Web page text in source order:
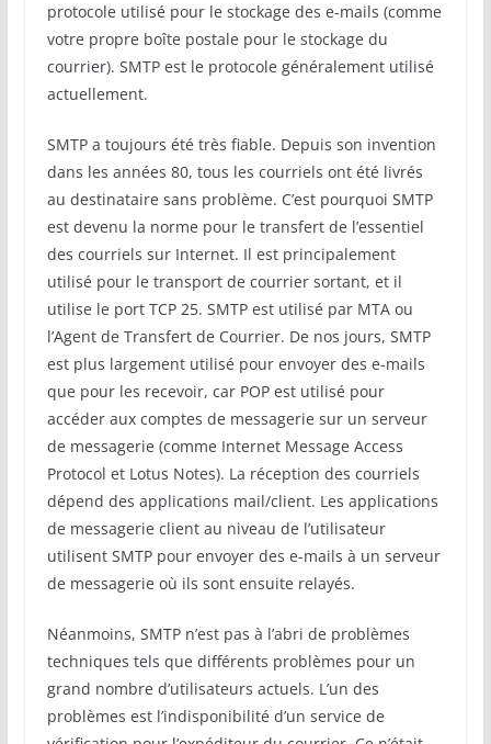
protocole utilisé pour le stockage des e-mails (comme
votre propre boîte postale pour le stockage du
courrier). SMTP est le protocole généralement utilisé
actuellement.
SMTP a toujours été très fiable. Depuis son invention
dans les années 80, tous les courriels ont été livrés
au destinataire sans problème. C’est pourquoi SMTP
est devenu la norme pour le transfert de l’essentiel
des courriels sur Internet. Il est principalement
utilisé pour le transport de courrier sortant, et il
utilise le port TCP 25. SMTP est utilisé par MTA ou
l’Agent de Transfert de Courrier. De nos jours, SMTP
est plus largement utilisé pour envoyer des e-mails
que pour les recevoir, car POP est utilisé pour
accéder aux comptes de messagerie sur un serveur
de messagerie (comme Internet Message Access
Protocol et Lotus Notes). La réception des courriels
dépend des applications mail/client. Les applications
de messagerie client au niveau de l’utilisateur
utilisent SMTP pour envoyer des e-mails à un serveur
de messagerie où ils sont ensuite relayés.
Néanmoins, SMTP n’est pas à l’abri de problèmes
techniques tels que différents problèmes pour un
grand nombre d’utilisateurs actuels. L’un des
problèmes est l’indisponibilité d’un service de